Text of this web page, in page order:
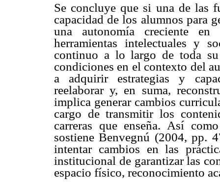
Se concluye que si una de las
capacidad de los alumnos para
una autonomía creciente
herramientas intelectuales y
continuo a lo largo de toda
condiciones en el contexto del
a adquirir estrategias y
reelaborar y, en suma,
implica generar cambios
cargo de transmitir los
carreras que enseña. Así
sostiene Benvegnú (2004, pp.
intentar cambios en las
institucional de garantizar las
espacio físico, reconocimiento